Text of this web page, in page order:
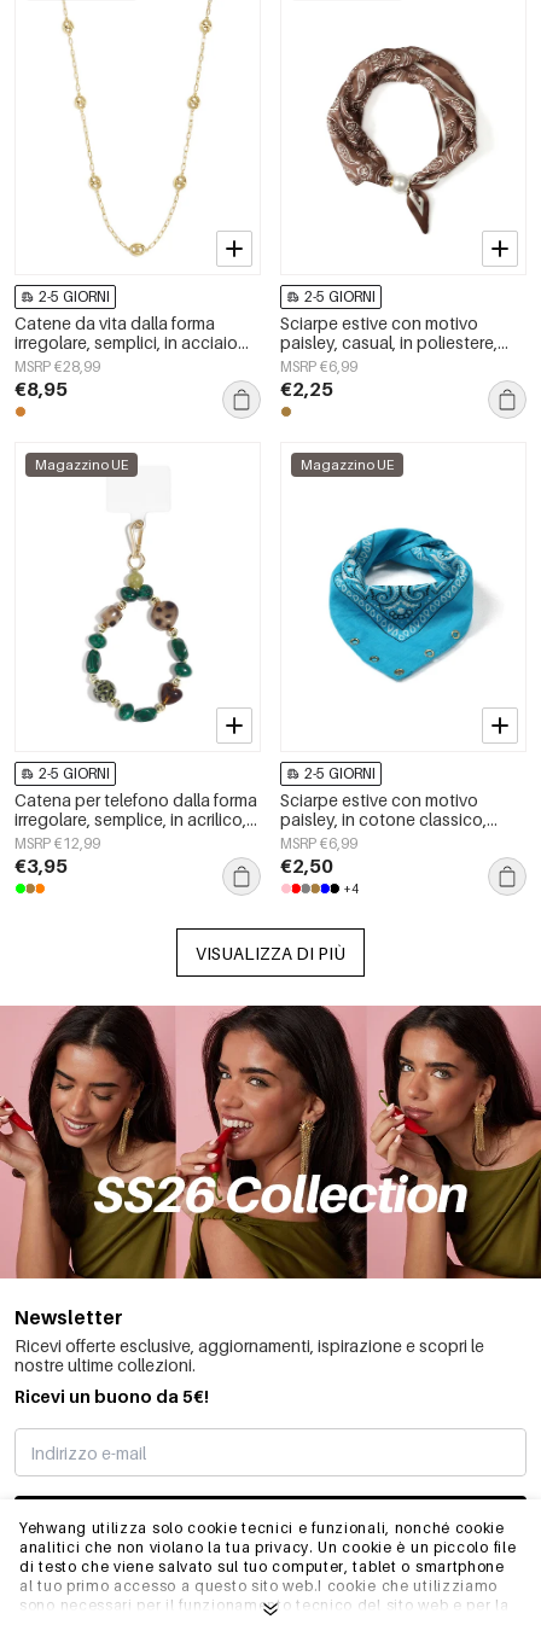
Yehwang utilizza solo cookie tecnici e funzionali, nonché cookie
analitici che non violano la tua privacy. Un cookie è un piccolo file
di testo che viene salvato sul tuo computer, tablet o smartphone
al tuo primo accesso a questo sito web.I cookie che utilizziamo
sono necessari per il funzionamento tecnico del sito web e per la
2-5 GIORNI
Catene da vita dalla forma
irregolare, semplici, in acciaio
inossidabile, accessori per tutti i
giorni
MSRP €28,99
€8,95
2-5 GIORNI
Sciarpe estive con motivo
paisley, casual, in poliestere,
accessori per tutti i giorni
MSRP €6,99
€2,25
Magazzino UE
2-5 GIORNI
Catena per telefono dalla forma
irregolare, semplice, in acrilico,
accessorio quotidiano
MSRP €12,99
€3,95
Magazzino UE
2-5 GIORNI
Sciarpe estive con motivo
paisley, in cotone classico,
accessori per tutti i giorni
MSRP €6,99
€2,50
+4
VISUALIZZA DI PIÙ
Newsletter
Ricevi offerte esclusive, aggiornamenti, ispirazione e scopri le
nostre ultime collezioni.
Ricevi un buono da 5€!
MI STO REGISTRANDO
INFO